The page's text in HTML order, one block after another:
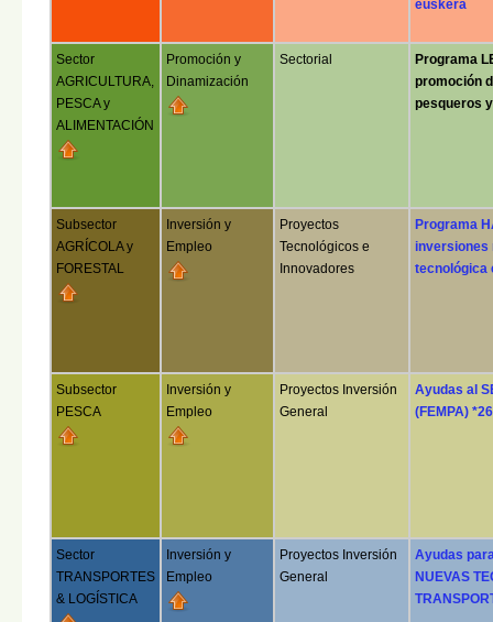
euskera
Sector
AGRICULTURA,
PESCA y
ALIMENTACIÓN
Promoción y
Dinamización
Sectorial
Programa
promoción
pesqueros
Subsector
AGRÍCOLA y
FORESTAL
Inversión y
Empleo
Proyectos
Tecnológicos e
Innovadores
Programa
inversiones
tecnológica
Subsector
PESCA
Inversión y
Empleo
Proyectos Inversión
General
Ayudas al
(FEMPA)
Sector
TRANSPORTES
& LOGÍSTICA
Inversión y
Empleo
Proyectos Inversión
General
Ayudas
NUEVAS